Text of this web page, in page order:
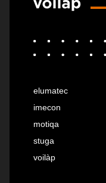
elumatec
imecon
motiqa
stuga
voilàp